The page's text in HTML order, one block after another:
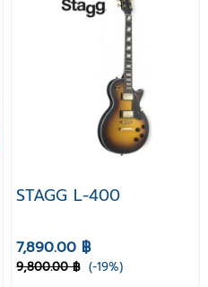
STAGG L-400
7,890.00 ฿
9,800.00 ฿ (-19%)